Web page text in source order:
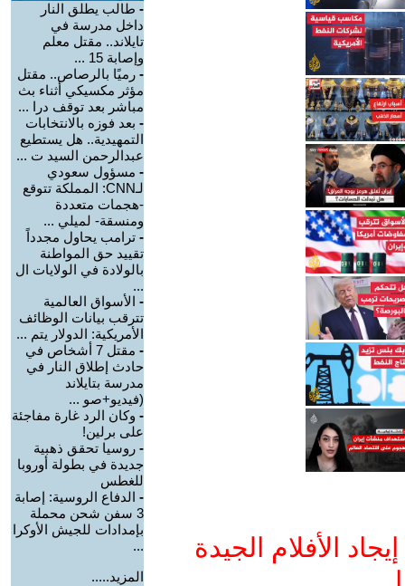
الأفلام الجيدة
- طالب يطلق النار
داخل مدرسة في
تايلاند.. مقتل معلم
وإصابة 15 ...
- رميًا بالرصاص.. مقتل
مؤثر مكسيكي أثناء بث
مباشر بعد توقف درا ...
- بعد فوزه بالانتخابات
التمهيدية.. هل يستطيع
عبدالرحمن السيد ت ...
- مسؤول سعودي
لـCNN: المملكة تتوقع
-هجمات متعددة
ومنسقة- لميلي ...
- ترامب يحاول مجدداً
تقييد حق المواطنة
بالولادة في الولايات ال
...
- الأسواق العالمية
تترقب بيانات الوظائف
الأمريكية: الدولار يتم ...
-
مقتل 7 أشخاص في
حادث إطلاق النار في
مدرسة بتايلاند
(فيديو+صو ...
- وكان الرد غارة مفاجئة
على برلين!
- روسيا تحقق ذهبية
جديدة في بطولة أوروبا
للغطس
- الدفاع الروسية: إصابة
3 سفن شحن محملة
بإمدادات للجيش الأوكرا
...
المزيد.....